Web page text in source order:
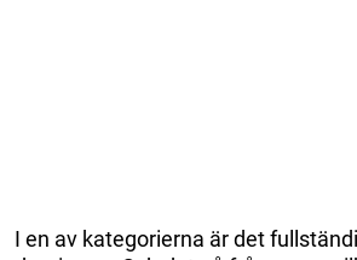
I en av kategorierna är det